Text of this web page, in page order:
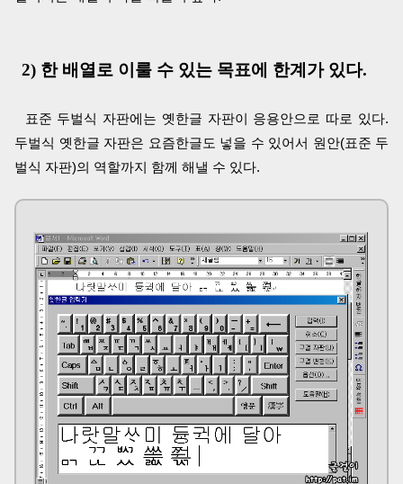
2) 한 배열로 이룰 수 있는 목표에 한계가 있다.
표준 두벌식 자판에는 옛한글 자판이 응용안으로 따로 있다.
두벌식 옛한글 자판은 요즘한글도 넣을 수 있어서 원안(표준 두
벌식 자판)의 역할까지 함께 해낼 수 있다.